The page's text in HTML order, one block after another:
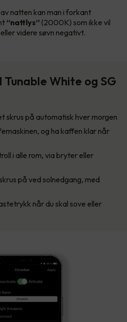
natten kan man i forkant
“nattlys” (2000K) som ikke vil
videre søvn negativt.
White og SG
skrus på automatisk hver morgen
og ha kaffen klar når
i alle rom, via bryter eller
på ved solnedgang, med
når du skal sove eller